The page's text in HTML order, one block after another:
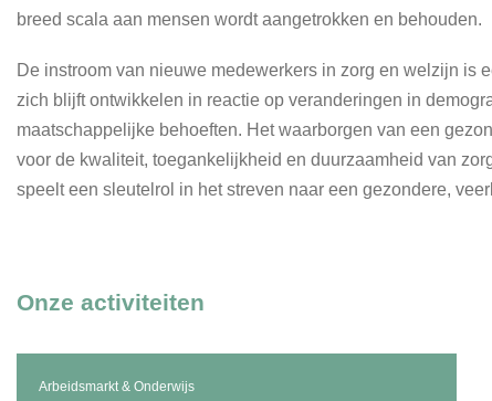
breed scala aan mensen wordt aangetrokken en behouden.
De instroom van nieuwe medewerkers in zorg en welzijn is
zich blijft ontwikkelen in reactie op veranderingen in
maatschappelijke behoeften. Het waarborgen van een
voor de kwaliteit, toegankelijkheid en duurzaamheid van
speelt een sleutelrol in het streven naar een gezondere,
Onze activiteiten
Arbeidsmarkt & Onderwijs